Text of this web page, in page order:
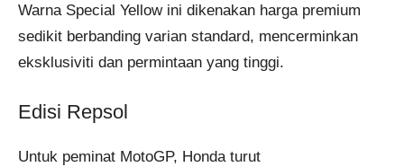
Warna Special Yellow ini dikenakan harga premium
sedikit berbanding varian standard, mencerminkan
eksklusiviti dan permintaan yang tinggi.
Edisi Repsol
Untuk peminat MotoGP, Honda turut